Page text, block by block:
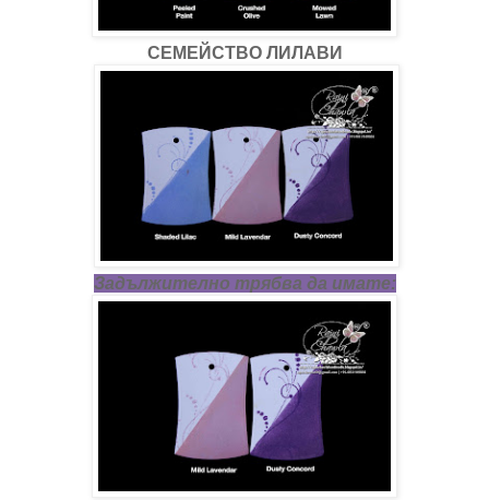
СЕМЕЙСТВО ЛИЛАВИ
Задължително трябва да имате: